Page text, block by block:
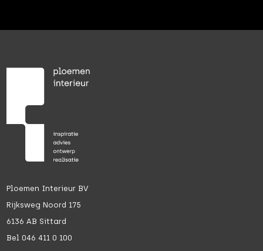
Ploemen Interieur BV
Rijksweg Noord 175
6136 AB Sittard
Bel 046 411 0 100